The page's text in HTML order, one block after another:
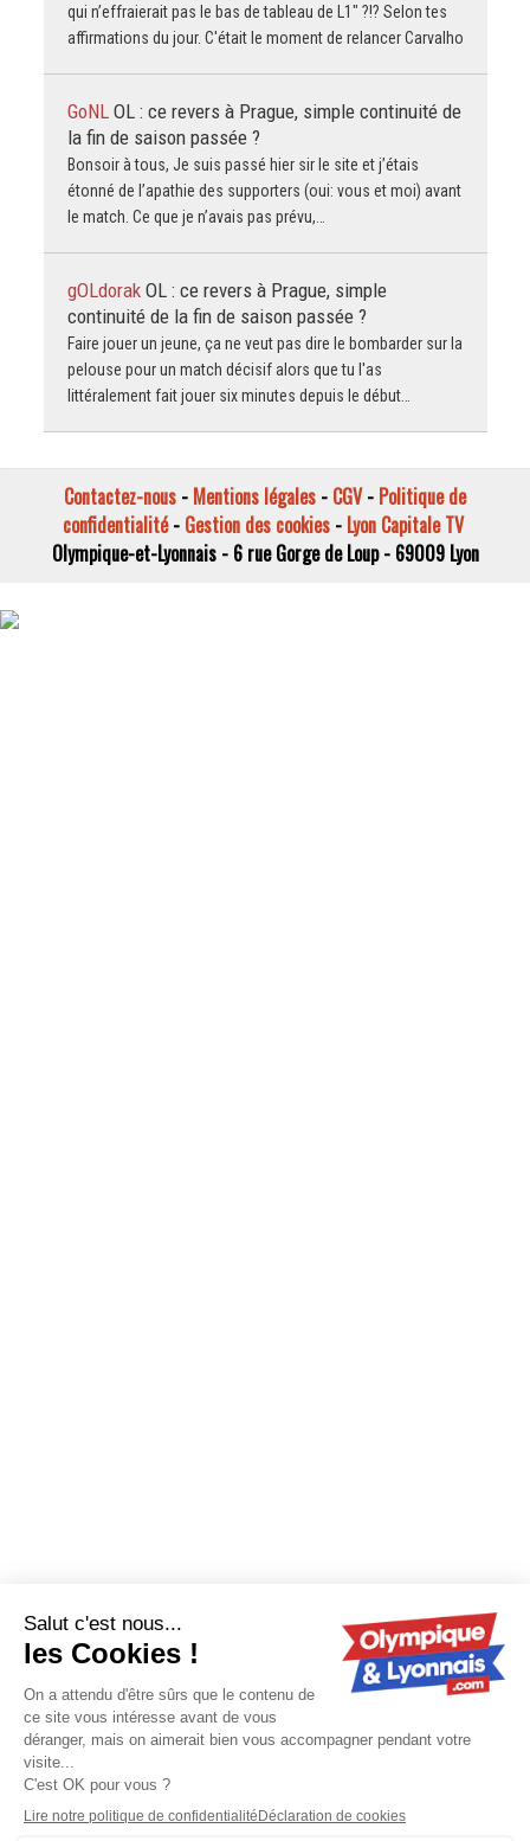
qui n’effraierait pas le bas de tableau de L1" ?!? Selon tes
affirmations du jour. C'était le moment de relancer Carvalho
GoNL OL : ce revers à Prague, simple continuité de
la fin de saison passée ?
Bonsoir à tous, Je suis passé hier sir le site et j’étais
étonné de l’apathie des supporters (oui: vous et moi) avant
le match. Ce que je n’avais pas prévu,…
gOLdorak OL : ce revers à Prague, simple
continuité de la fin de saison passée ?
Faire jouer un jeune, ça ne veut pas dire le bombarder sur la
pelouse pour un match décisif alors que tu l'as
littéralement fait jouer six minutes depuis le début…
Contactez-nous - Mentions légales - CGV- Politique de
confidentialité- Gestion des cookies- Lyon Capitale TV
Olympique-et-Lyonnais - 6 rue Gorge de Loup - 69009 Lyon